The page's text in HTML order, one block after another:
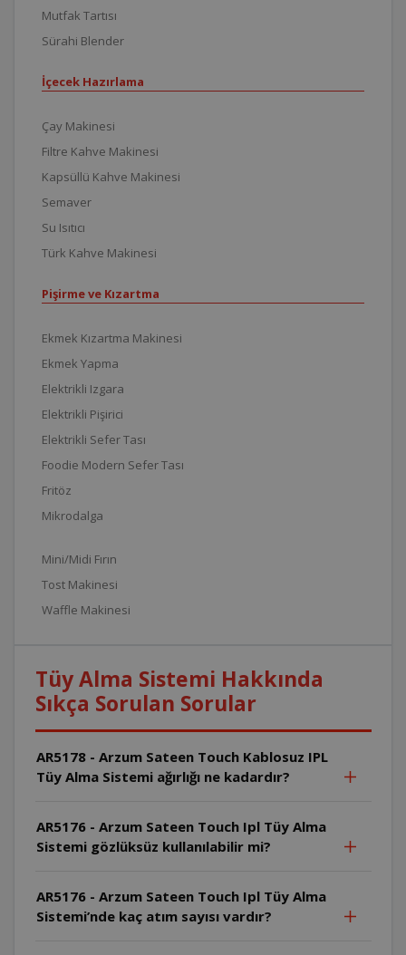
Mutfak Tartısı
Sürahi Blender
İçecek Hazırlama
Çay Makinesi
Filtre Kahve Makinesi
Kapsüllü Kahve Makinesi
Semaver
Su Isıtıcı
Türk Kahve Makinesi
Pişirme ve Kızartma
Ekmek Kızartma Makinesi
Ekmek Yapma
Elektrikli Izgara
Elektrikli Pişirici
Elektrikli Sefer Tası
Foodie Modern Sefer Tası
Fritöz
Mikrodalga
Mini/Midi Fırın
Tost Makinesi
Waffle Makinesi
Tüy Alma Sistemi Hakkında
Sıkça Sorulan Sorular
AR5178 - Arzum Sateen Touch Kablosuz IPL
Tüy Alma Sistemi ağırlığı ne kadardır?
AR5176 - Arzum Sateen Touch Ipl Tüy Alma
Sistemi gözlüksüz kullanılabilir mi?
AR5176 - Arzum Sateen Touch Ipl Tüy Alma
Sistemi’nde kaç atım sayısı vardır?